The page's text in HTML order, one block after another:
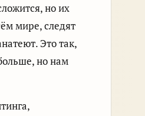
но их
мире, следят
Это так,
но нам